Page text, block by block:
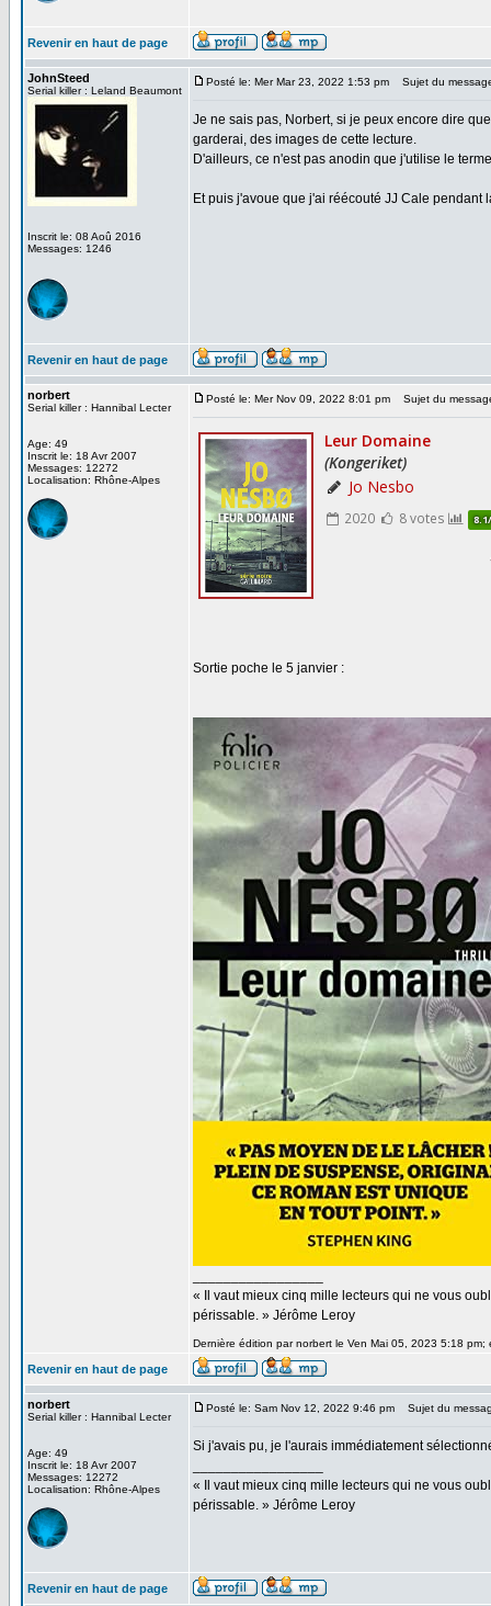
Revenir en haut de page
JohnSteed
Serial killer : Leland Beaumont
Inscrit le: 08 Aoû 2016
Messages: 1246
Posté le: Mer Mar 23, 2022 1:53 pm Sujet du
Je ne sais pas, Norbert, si je peux encore dire
garderai, des images de cette lecture.
D'ailleurs, ce n'est pas anodin que j'utilise le
Et puis j'avoue que j'ai réécouté JJ Cale pendant
Revenir en haut de page
norbert
Serial killer : Hannibal Lecter
Age: 49
Inscrit le: 18 Avr 2007
Messages: 12272
Localisation: Rhône-Alpes
Posté le: Mer Nov 09, 2022 8:01 pm Sujet du
Sortie poche le 5 janvier :
« Il vaut mieux cinq mille lecteurs qui ne vous
périssable. » Jérôme Leroy
Dernière édition par norbert le Ven Mai 05, 2023 5:18 pm;
Revenir en haut de page
norbert
Serial killer : Hannibal Lecter
Age: 49
Inscrit le: 18 Avr 2007
Messages: 12272
Localisation: Rhône-Alpes
Posté le: Sam Nov 12, 2022 9:46 pm Sujet du
Si j'avais pu, je l'aurais immédiatement
« Il vaut mieux cinq mille lecteurs qui ne vous
périssable. » Jérôme Leroy
Revenir en haut de page